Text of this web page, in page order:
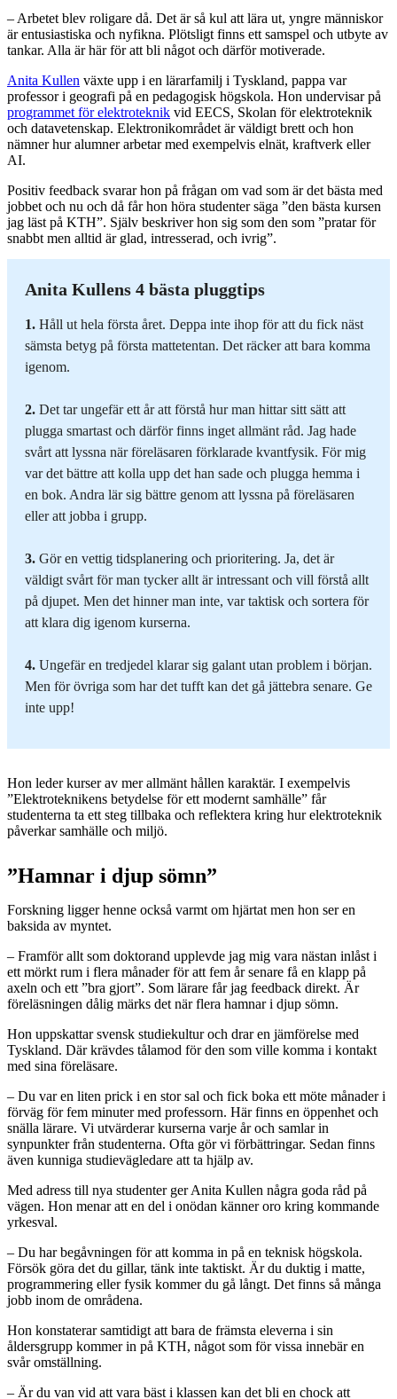
– Arbetet blev roligare då. Det är så kul att lära ut, yngre människor
är entusiastiska och nyfikna. Plötsligt finns ett samspel och utbyte av
tankar. Alla är här för att bli något och därför motiverade.
Anita Kullen växte upp i en lärarfamilj i Tyskland, pappa var
professor i geografi på en pedagogisk högskola. Hon undervisar på
programmet för elektroteknik vid EECS, Skolan för elektroteknik
och datavetenskap. Elektronikområdet är väldigt brett och hon
nämner hur alumner arbetar med exempelvis elnät, kraftverk eller
AI.
Positiv feedback svarar hon på frågan om vad som är det bästa med
jobbet och nu och då får hon höra studenter säga ”den bästa kursen
jag läst på KTH”. Själv beskriver hon sig som den som ”pratar för
snabbt men alltid är glad, intresserad, och ivrig”.
Anita Kullens 4 bästa pluggtips
1. Håll ut hela första året. Deppa inte ihop för att du fick näst
sämsta betyg på första mattetentan. Det räcker att bara komma
igenom.
2. Det tar ungefär ett år att förstå hur man hittar sitt sätt att
plugga smartast och därför finns inget allmänt råd. Jag hade
svårt att lyssna när föreläsaren förklarade kvantfysik. För mig
var det bättre att kolla upp det han sade och plugga hemma i
en bok. Andra lär sig bättre genom att lyssna på föreläsaren
eller att jobba i grupp.
3. Gör en vettig tidsplanering och prioritering. Ja, det är
väldigt svårt för man tycker allt är intressant och vill förstå allt
på djupet. Men det hinner man inte, var taktisk och sortera för
att klara dig igenom kurserna.
4. Ungefär en tredjedel klarar sig galant utan problem i början.
Men för övriga som har det tufft kan det gå jättebra senare. Ge
inte upp!
Hon leder kurser av mer allmänt hållen karaktär. I exempelvis
”Elektroteknikens betydelse för ett modernt samhälle” får
studenterna ta ett steg tillbaka och reflektera kring hur elektroteknik
påverkar samhälle och miljö.
”Hamnar i djup sömn”
Forskning ligger henne också varmt om hjärtat men hon ser en
baksida av myntet.
– Framför allt som doktorand upplevde jag mig vara nästan inlåst i
ett mörkt rum i flera månader för att fem år senare få en klapp på
axeln och ett ”bra gjort”. Som lärare får jag feedback direkt. Är
föreläsningen dålig märks det när flera hamnar i djup sömn.
Hon uppskattar svensk studiekultur och drar en jämförelse med
Tyskland. Där krävdes tålamod för den som ville komma i kontakt
med sina föreläsare.
– Du var en liten prick i en stor sal och fick boka ett möte månader i
förväg för fem minuter med professorn. Här finns en öppenhet och
snälla lärare. Vi utvärderar kurserna varje år och samlar in
synpunkter från studenterna. Ofta gör vi förbättringar. Sedan finns
även kunniga studievägledare att ta hjälp av.
Med adress till nya studenter ger Anita Kullen några goda råd på
vägen. Hon menar att en del i onödan känner oro kring kommande
yrkesval.
– Du har begåvningen för att komma in på en teknisk högskola.
Försök göra det du gillar, tänk inte taktiskt. Är du duktig i matte,
programmering eller fysik kommer du gå långt. Det finns så många
jobb inom de områdena.
Hon konstaterar samtidigt att bara de främsta eleverna i sin
åldersgrupp kommer in på KTH, något som för vissa innebär en
svår omställning.
– Är du van vid att vara bäst i klassen kan det bli en chock att